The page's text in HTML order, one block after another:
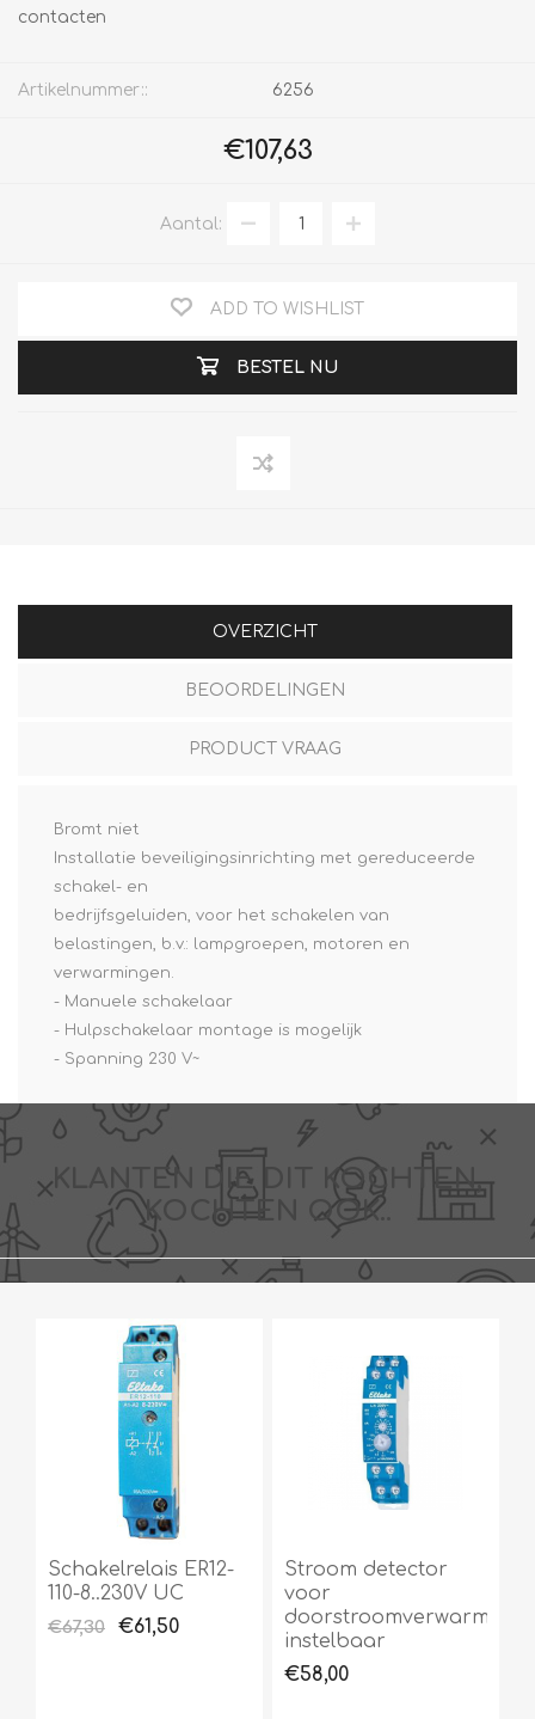
contacten
Artikelnummer:: 6256
€107,63
Aantal:
ADD TO WISHLIST
BESTEL NU
OVERZICHT
BEOORDELINGEN
PRODUCT VRAAG
Bromt niet
Installatie beveiligingsinrichting met gereduceerde
schakel- en
bedrijfsgeluiden, voor het schakelen van
belastingen, b.v.: lampgroepen, motoren en
verwarmingen.
- Manuele schakelaar
- Hulpschakelaar montage is mogelijk
- Spanning 230 V~
KLANTEN DIE DIT KOCHTEN,
KOCHTEN OOK..
Schakelrelais ER12-
110-8..230V UC
€67,30 €61,50
Stroom detector
voor
doorstroomverwarmers
instelbaar
€58,00